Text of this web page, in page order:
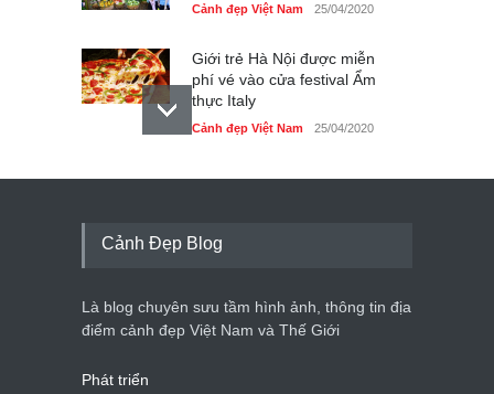
Cảnh đẹp Việt Nam 25/04/2020
Giới trẻ Hà Nội được miễn
phí vé vào cửa festival Ẩm
thực Italy
Cảnh đẹp Việt Nam 25/04/2020
Tam giác mạch khoe sắc
du lịch quốc gia
Cảnh đẹp Việt Nam 24/04/2020
Cảnh Đẹp Blog
Là blog chuyên sưu tầm hình ảnh, thông tin địa
điểm cảnh đẹp Việt Nam và Thế Giới
Phát triển